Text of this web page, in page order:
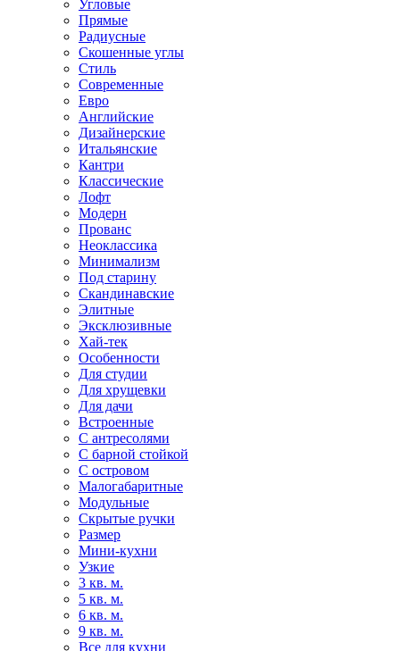
Угловые
Прямые
Радиусные
Скошенные углы
Стиль
Современные
Евро
Английские
Дизайнерские
Итальянские
Кантри
Классические
Лофт
Модерн
Прованс
Неоклассика
Минимализм
Под старину
Скандинавские
Элитные
Эксклюзивные
Хай-тек
Особенности
Для студии
Для хрущевки
Для дачи
Встроенные
С антресолями
С барной стойкой
С островом
Малогабаритные
Модульные
Скрытые ручки
Размер
Мини-кухни
Узкие
3 кв. м.
5 кв. м.
6 кв. м.
9 кв. м.
Все для кухни